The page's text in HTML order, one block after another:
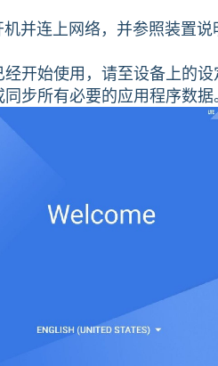
并连上网络，并参照装置说
开始使用，请至设备上的
步所有必要的应用程序数据